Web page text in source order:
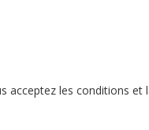
acceptez les conditions et